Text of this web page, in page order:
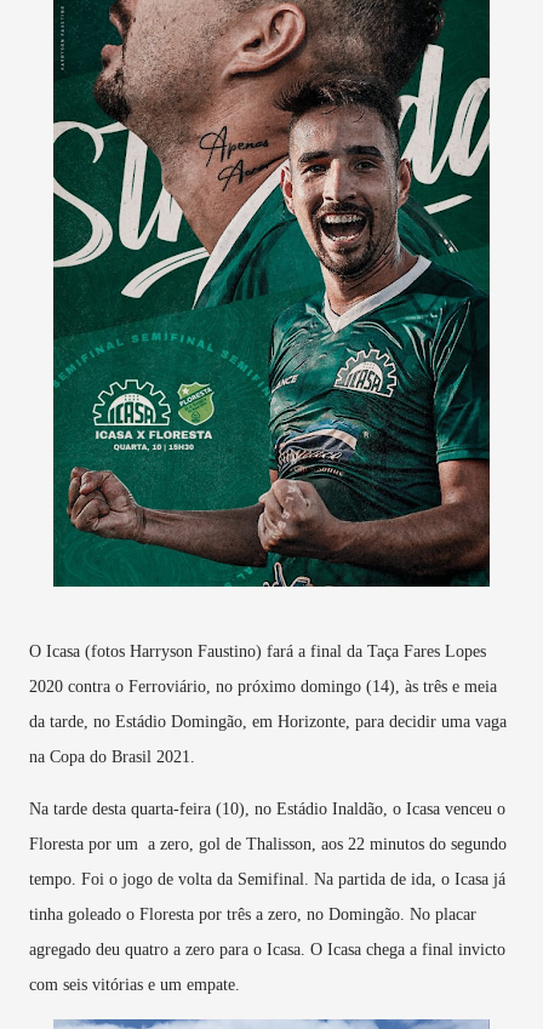
O Icasa (fotos Harryson Faustino) fará a final da Taça Fares Lopes
2020 contra o Ferroviário, no próximo domingo (14), às três e meia
da tarde, no Estádio Domingão, em Horizonte, para decidir uma vaga
na Copa do Brasil 2021.
Na tarde desta quarta-feira (10), no Estádio Inaldão, o Icasa venceu o
Floresta por um a zero, gol de Thalisson, aos 22 minutos do segundo
tempo. Foi o jogo de volta da Semifinal. Na partida de ida, o Icasa já
tinha goleado o Floresta por três a zero, no Domingão. No placar
agregado deu quatro a zero para o Icasa. O Icasa chega a final invicto
com seis vitórias e um empate.